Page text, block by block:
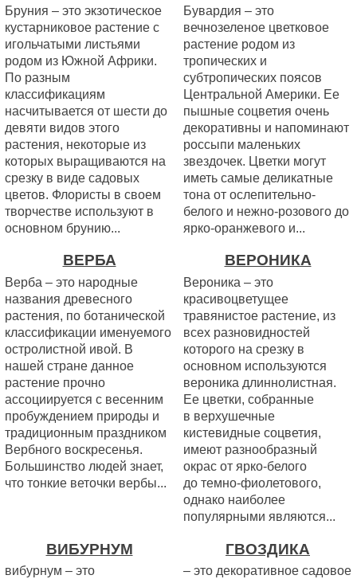
Бруния – это экзотическое
кустарниковое растение с
игольчатыми листьями
родом из Южной Африки.
По разным
классификациям
насчитывается от шести до
девяти видов этого
растения, некоторые из
которых выращиваются на
срезку в виде садовых
цветов. Флористы в своем
творчестве используют в
основном брунию...
Бувардия – это
вечнозеленое цветковое
растение родом из
тропических и
субтропических поясов
Центральной Америки. Ее
пышные соцветия очень
декоративны и напоминают
россыпи маленьких
звездочек. Цветки могут
иметь самые деликатные
тона от ослепительно-
белого и нежно-розового до
ярко-оранжевого и...
ВЕРБА
Верба – это народные
названия древесного
растения, по ботанической
классификации именуемого
остролистной ивой. В
нашей стране данное
растение прочно
ассоциируется с весенним
пробуждением природы и
традиционным праздником
Вербного воскресенья.
Большинство людей знает,
что тонкие веточки вербы...
ВЕРОНИКА
Вероника – это
красивоцветущее
травянистое растение, из
всех разновидностей
которого на срезку в
основном используются
вероника длиннолистная.
Ее цветки, собранные
в верхушечные
кистевидные соцветия,
имеют разнообразный
окрас от ярко-белого
до темно-фиолетового,
однако наиболее
популярными являются...
ВИБУРНУМ
вибурнум – это
ГВОЗДИКА
– это декоративное садовое